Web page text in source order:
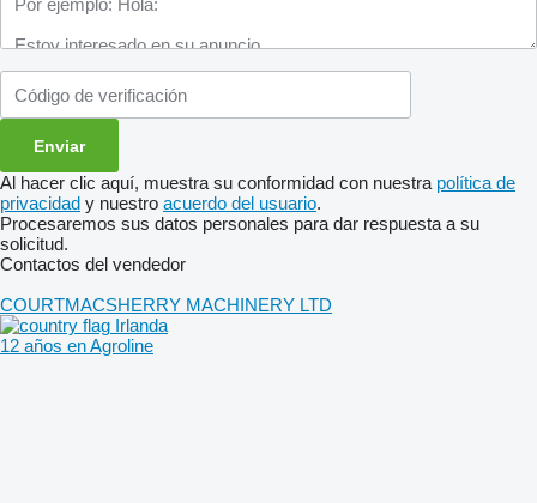
Al hacer clic aquí, muestra su conformidad con nuestra política de
privacidad y nuestro acuerdo del usuario.
Procesaremos sus datos personales para dar respuesta a su
solicitud.
Contactos del vendedor
COURTMACSHERRY MACHINERY LTD
Irlanda
12 años en Agroline